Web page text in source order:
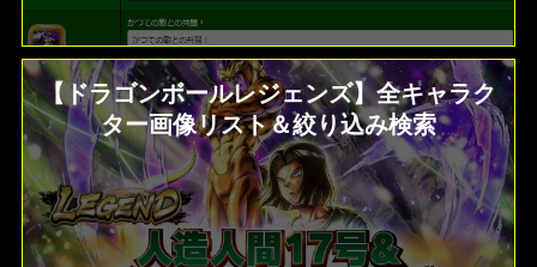
【ドラゴンボールレジェンズ】全キャラク
ター画像リスト＆絞り込み検索